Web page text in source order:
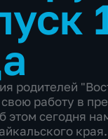
родителей
работу в
этом сегодня
края.